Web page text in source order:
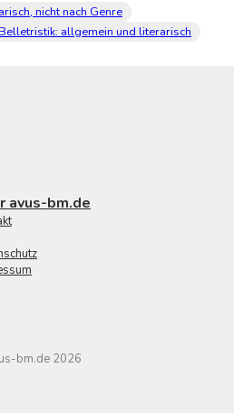
nicht nach Genre
allgemein und literarisch
avus-bm.de
bm.de 2026